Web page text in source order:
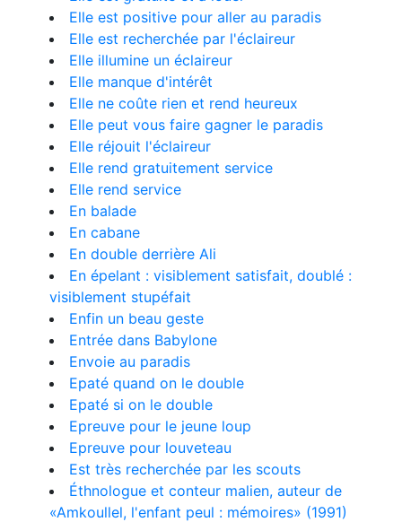
Elle est positive pour aller au paradis
Elle est recherchée par l'éclaireur
Elle illumine un éclaireur
Elle manque d'intérêt
Elle ne coûte rien et rend heureux
Elle peut vous faire gagner le paradis
Elle réjouit l'éclaireur
Elle rend gratuitement service
Elle rend service
En balade
En cabane
En double derrière Ali
En épelant : visiblement satisfait, doublé :
visiblement stupéfait
Enfin un beau geste
Entrée dans Babylone
Envoie au paradis
Epaté quand on le double
Epaté si on le double
Epreuve pour le jeune loup
Epreuve pour louveteau
Est très recherchée par les scouts
Éthnologue et conteur malien, auteur de
«Amkoullel, l'enfant peul : mémoires» (1991)